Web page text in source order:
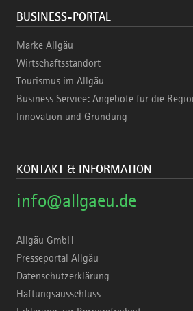
BUSINESS-PORTAL
Marke Allgäu
Wirtschaftsstandort
Tourismus im Allgäu
Business Service: Angebote für die
Innovation und Gründung
KONTAKT & INFORMATION
info@allgaeu.de
Allgäu GmbH
Presseportal Allgäu
Datenschutzerklärung
Haftungsausschluss